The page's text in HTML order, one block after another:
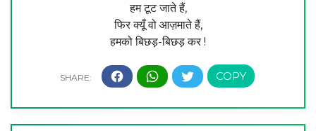
हम टूट जाते हैं,
फिर क्यूँ वो आज़माते हैं,
हमको बिछड़-बिछड़ कर !